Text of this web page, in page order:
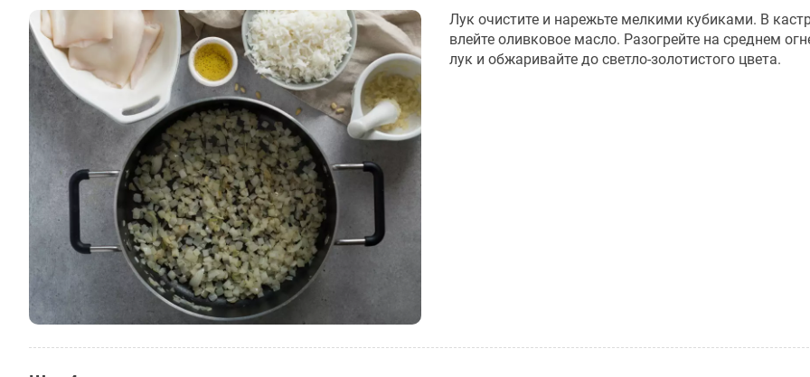
Лук очистите и нарежьте мелкими кубиками. В
влейте оливковое масло. Разогрейте на среднем
лук и обжаривайте до светло-золотистого цвета.